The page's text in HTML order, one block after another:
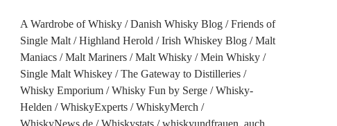
A Wardrobe of Whisky Danish Whisky Blog
Friends of
Single Malt
Highland Herold Irish Whiskey Blog
Malt
Maniacs
Malt Mariners Malt Whisky
Mein Whisky
Single Malt Whiskey
The Gateway to Distilleries
Whisky Emporium
Whisky Fun by Serge
Whisky-
Helden
WhiskyExperts
WhiskyMerch
WhiskyNews.de
Whiskystats
whiskyundfrauen. auch